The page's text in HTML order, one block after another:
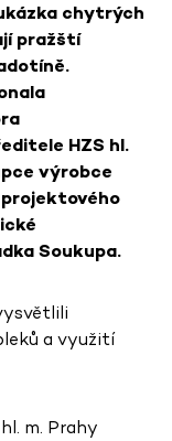
chytrých
pražští
HZS hl.
výrobce
projektového
Soukupa.
a využití
m. Prahy